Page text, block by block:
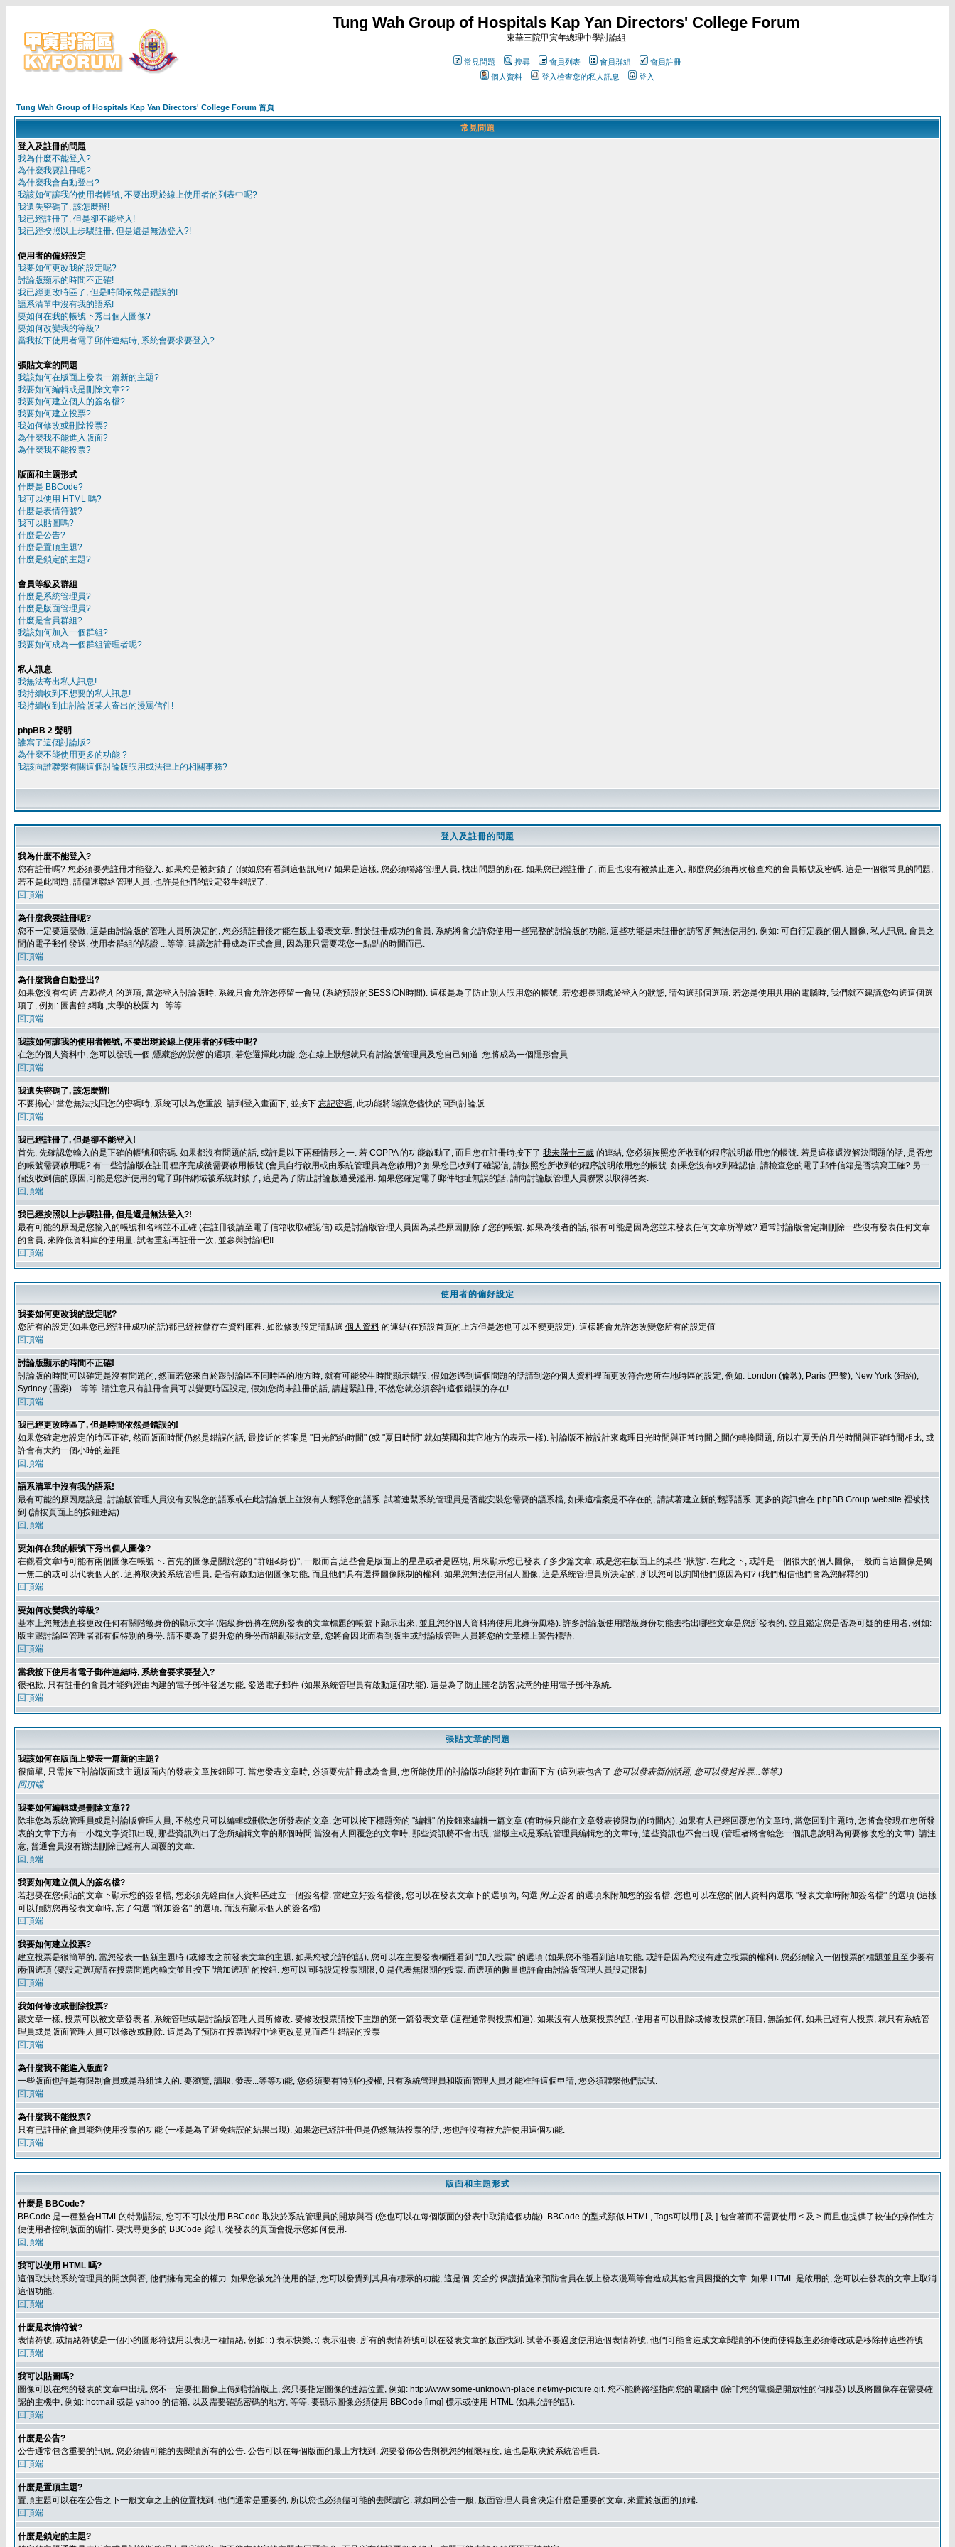
Tung Wah Group of Hospitals Kap Yan Directors' College Forum
東華三院甲寅年總理中學討論組
常見問題 搜尋 會員列表 會員群組
會員註冊
個人資料
登入檢查您的私人訊息 登入
Tung Wah Group of Hospitals Kap Yan Directors' College Forum 首頁
常見問題
登入及註冊的問題
我為什麼不能登入?
為什麼我要註冊呢?
為什麼我會自動登出?
我該如何讓我的使用者帳號, 不要出現於線上使用者的列表中呢?
我遺失密碼了, 該怎麼辦!
我已經註冊了, 但是卻不能登入!
我已經按照以上步驟註冊, 但是還是無法登入?!
使用者的偏好設定
我要如何更改我的設定呢?
討論版顯示的時間不正確!
我已經更改時區了, 但是時間依然是錯誤的!
語系清單中沒有我的語系!
要如何在我的帳號下秀出個人圖像?
要如何改變我的等級?
當我按下使用者電子郵件連結時, 系統會要求要登入?
張貼文章的問題
我該如何在版面上發表一篇新的主題?
我要如何編輯或是刪除文章??
我要如何建立個人的簽名檔?
我要如何建立投票?
我如何修改或刪除投票?
為什麼我不能進入版面?
為什麼我不能投票?
版面和主題形式
什麼是 BBCode?
我可以使用 HTML 嗎?
什麼是表情符號?
我可以貼圖嗎?
什麼是公告?
什麼是置頂主題?
什麼是鎖定的主題?
會員等級及群組
什麼是系統管理員?
什麼是版面管理員?
什麼是會員群組?
我該如何加入一個群組?
我要如何成為一個群組管理者呢?
私人訊息
我無法寄出私人訊息!
我持續收到不想要的私人訊息!
我持續收到由討論版某人寄出的漫罵信件!
phpBB 2 聲明
誰寫了這個討論版?
為什麼不能使用更多的功能 ?
我該向誰聯繫有關這個討論版誤用或法律上的相關事務?
登入及註冊的問題
我為什麼不能登入?
您有註冊嗎? 您必須要先註冊才能登入. 如果您是被封鎖了 (假如您有看到這個訊息)? 如果是這樣, 您必須聯絡管理人員, 找出問題的所在. 如果您已經註冊了, 而且也沒有被禁止進入, 那麼您必須再次檢查您的會員帳號及密碼. 這是一個很常見的問題,
若不是此問題, 請儘速聯絡管理人員, 也許是他們的設定發生錯誤了.
回頂端
為什麼我要註冊呢?
您不一定要這麼做, 這是由討論版的管理人員所決定的, 您必須註冊後才能在版上發表文章. 對於註冊成功的會員, 系統將會允許您使用一些完整的討論版的功能, 這些功能是未註冊的訪客所無法使用的, 例如: 可自行定義的個人圖像, 私人訊息, 會員之
間的電子郵件發送, 使用者群組的認證 ...等等. 建議您註冊成為正式會員, 因為那只需要花您一點點的時間而已.
回頂端
為什麼我會自動登出?
如果您沒有勾選 自動登入 的選項, 當您登入討論版時, 系統只會允許您停留一會兒 (系統預設的SESSION時間). 這樣是為了防止別人誤用您的帳號. 若您想長期處於登入的狀態, 請勾選那個選項. 若您是使用共用的電腦時, 我們就不建議您勾選這個選
項了, 例如: 圖書館,網咖,大學的校園內...等等.
回頂端
我該如何讓我的使用者帳號, 不要出現於線上使用者的列表中呢?
在您的個人資料中, 您可以發現一個 隱藏您的狀態的選項, 若您選擇此功能, 您在線上狀態就只有討論版管理員及您自己知道. 您將成為一個隱形會員
回頂端
我遺失密碼了, 該怎麼辦!
不要擔心! 當您無法找回您的密碼時, 系統可以為您重設. 請到登入畫面下, 並按下 忘記密碼, 此功能將能讓您儘快的回到討論版
回頂端
我已經註冊了, 但是卻不能登入!
首先, 先確認您輸入的是正確的帳號和密碼. 如果都沒有問題的話, 或許是以下兩種情形之一. 若 COPPA 的功能啟動了, 而且您在註冊時按下了 我未滿十三歲 的連結, 您必須按照您所收到的程序說明啟用您的帳號. 若是這樣還沒解決問題的話, 是否您
的帳號需要啟用呢? 有一些討論版在註冊程序完成後需要啟用帳號 (會員自行啟用或由系統管理員為您啟用)? 如果您已收到了確認信, 請按照您所收到的程序說明啟用您的帳號. 如果您沒有收到確認信, 請檢查您的電子郵件信箱是否填寫正確? 另一
個沒收到信的原因,可能是您所使用的電子郵件網域被系統封鎖了, 這是為了防止討論版遭受濫用. 如果您確定電子郵件地址無誤的話, 請向討論版管理人員聯繫以取得答案.
回頂端
我已經按照以上步驟註冊, 但是還是無法登入?!
最有可能的原因是您輸入的帳號和名稱並不正確 (在註冊後請至電子信箱收取確認信) 或是討論版管理人員因為某些原因刪除了您的帳號. 如果為後者的話, 很有可能是因為您並未發表任何文章所導致? 通常討論版會定期刪除一些沒有發表任何文章
的會員, 來降低資料庫的使用量. 試著重新再註冊一次, 並參與討論吧!!
回頂端
使用者的偏好設定
我要如何更改我的設定呢?
您所有的設定(如果您已經註冊成功的話)都已經被儲存在資料庫裡. 如欲修改設定請點選 個人資料 的連結(在預設首頁的上方但是您也可以不變更設定). 這樣將會允許您改變您所有的設定值
回頂端
討論版顯示的時間不正確!
討論版的時間可以確定是沒有問題的, 然而若您來自於跟討論區不同時區的地方時, 就有可能發生時間顯示錯誤. 假如您遇到這個問題的話請到您的個人資料裡面更改符合您所在地時區的設定, 例如: London (倫敦), Paris (巴黎), New York (紐約),
Sydney (雪梨)... 等等. 請注意只有註冊會員可以變更時區設定, 假如您尚未註冊的話, 請趕緊註冊, 不然您就必須容許這個錯誤的存在!
回頂端
我已經更改時區了, 但是時間依然是錯誤的!
如果您確定您設定的時區正確, 然而版面時間仍然是錯誤的話, 最接近的答案是 "日光節約時間" (或 "夏日時間" 就如英國和其它地方的表示一樣). 討論版不被設計來處理日光時間與正常時間之間的轉換問題, 所以在夏天的月份時間與正確時間相比, 或
許會有大約一個小時的差距.
回頂端
語系清單中沒有我的語系!
最有可能的原因應該是, 討論版管理人員沒有安裝您的語系或在此討論版上並沒有人翻譯您的語系. 試著連繫系統管理員是否能安裝您需要的語系檔, 如果這檔案是不存在的, 請試著建立新的翻譯語系. 更多的資訊會在 phpBB Group website 裡被找
到 (請按頁面上的按鈕連結)
回頂端
要如何在我的帳號下秀出個人圖像?
在觀看文章時可能有兩個圖像在帳號下. 首先的圖像是關於您的 "群組&身份", 一般而言,這些會是版面上的星星或者是區塊, 用來顯示您已發表了多少篇文章, 或是您在版面上的某些 "狀態". 在此之下, 或許是一個很大的個人圖像, 一般而言這圖像是獨
一無二的或可以代表個人的. 這將取決於系統管理員, 是否有啟動這個圖像功能, 而且他們具有選擇圖像限制的權利. 如果您無法使用個人圖像, 這是系統管理員所決定的, 所以您可以詢間他們原因為何? (我們相信他們會為您解釋的!)
回頂端
要如何改變我的等級?
基本上您無法直接更改任何有關階級身份的顯示文字 (階級身份將在您所發表的文章標題的帳號下顯示出來, 並且您的個人資料將使用此身份風格). 許多討論版使用階級身份功能去指出哪些文章是您所發表的, 並且鑑定您是否為可疑的使用者, 例如:
版主跟討論區管理者都有個特別的身份. 請不要為了提升您的身份而胡亂張貼文章, 您將會因此而看到版主或討論版管理人員將您的文章標上警告標語.
回頂端
當我按下使用者電子郵件連結時, 系統會要求要登入?
很抱歉, 只有註冊的會員才能夠經由內建的電子郵件發送功能, 發送電子郵件 (如果系統管理員有啟動這個功能). 這是為了防止匿名訪客惡意的使用電子郵件系統.
回頂端
張貼文章的問題
我該如何在版面上發表一篇新的主題?
很簡單, 只需按下討論版面或主題版面內的發表文章按鈕即可. 當您發表文章時, 必須要先註冊成為會員, 您所能使用的討論版功能將列在畫面下方 (這列表包含了 您可以發表新的話題, 您可以發起投票...等等.)
回頂端
我要如何編輯或是刪除文章??
除非您為系統管理員或是討論版管理人員, 不然您只可以編輯或刪除您所發表的文章. 您可以按下標題旁的 "編輯" 的按鈕來編輯一篇文章 (有時候只能在文章發表後限制的時間內). 如果有人已經回覆您的文章時, 當您回到主題時, 您將會發現在您所發
表的文章下方有一小塊文字資訊出現, 那些資訊列出了您所編輯文章的那個時間.當沒有人回覆您的文章時, 那些資訊將不會出現, 當版主或是系統管理員編輯您的文章時, 這些資訊也不會出現 (管理者將會給您一個訊息說明為何要修改您的文章). 請注
意, 普通會員沒有辦法刪除已經有人回覆的文章.
回頂端
我要如何建立個人的簽名檔?
若想要在您張貼的文章下顯示您的簽名檔, 您必須先經由個人資料區建立一個簽名檔. 當建立好簽名檔後, 您可以在發表文章下的選項內, 勾選 附上簽名 的選項來附加您的簽名檔. 您也可以在您的個人資料內選取 "發表文章時附加簽名檔" 的選項 (這樣
可以預防您再發表文章時, 忘了勾選 "附加簽名" 的選項, 而沒有顯示個人的簽名檔)
回頂端
我要如何建立投票?
建立投票是很簡單的, 當您發表一個新主題時 (或修改之前發表文章的主題, 如果您被允許的話), 您可以在主要發表欄裡看到 "加入投票" 的選項 (如果您不能看到這項功能, 或許是因為您沒有建立投票的權利). 您必須輸入一個投票的標題並且至少要有
兩個選項 (要設定選項請在投票問題內輸文並且按下 '增加選項' 的按鈕. 您可以同時設定投票期限, 0 是代表無限期的投票. 而選項的數量也許會由討論版管理人員設定限制
回頂端
我如何修改或刪除投票?
跟文章一樣, 投票可以被文章發表者, 系統管理或是討論版管理人員所修改. 要修改投票請按下主題的第一篇發表文章 (這裡通常與投票相連). 如果沒有人放棄投票的話, 使用者可以刪除或修改投票的項目, 無論如何, 如果已經有人投票, 就只有系統管
理員或是版面管理人員可以修改或刪除. 這是為了預防在投票過程中途更改意見而產生錯誤的投票
回頂端
為什麼我不能進入版面?
一些版面也許是有限制會員或是群組進入的. 要瀏覽, 讀取, 發表...等等功能, 您必須要有特別的授權, 只有系統管理員和版面管理人員才能准許這個申請, 您必須聯繫他們試試.
回頂端
為什麼我不能投票?
只有已註冊的會員能夠使用投票的功能 (一樣是為了避免錯誤的結果出現). 如果您已經註冊但是仍然無法投票的話, 您也許沒有被允許使用這個功能.
回頂端
版面和主題形式
什麼是 BBCode?
BBCode 是一種整合HTML的特別語法, 您可不可以使用 BBCode 取決於系統管理員的開放與否 (您也可以在每個版面的發表中取消這個功能). BBCode 的型式類似 HTML, Tags可以用 [ 及 ] 包含著而不需要使用 < 及 > 而且也提供了較佳的操作性方
便使用者控制版面的編排. 要找尋更多的 BBCode 資訊, 從發表的頁面會提示您如何使用.
回頂端
我可以使用 HTML 嗎?
這個取決於系統管理員的開放與否, 他們擁有完全的權力. 如果您被允許使用的話, 您可以發覺到其具有標示的功能, 這是個 安全的保護措施來預防會員在版上發表漫罵等會造成其他會員困擾的文章. 如果 HTML 是啟用的, 您可以在發表的文章上取消
這個功能.
回頂端
什麼是表情符號?
表情符號, 或情緒符號是一個小的圖形符號用以表現一種情緒, 例如: :) 表示快樂, :( 表示沮喪. 所有的表情符號可以在發表文章的版面找到. 試著不要過度使用這個表情符號, 他們可能會造成文章閱讀的不便而使得版主必須修改或是移除掉這些符號
回頂端
我可以貼圖嗎?
圖像可以在您的發表的文章中出現, 您不一定要把圖像上傳到討論版上, 您只要指定圖像的連結位置, 例如: http://www.some-unknown-place.net/my-picture.gif. 您不能將路徑指向您的電腦中 (除非您的電腦是開放性的伺服器) 以及將圖像存在需要確
認的主機中, 例如: hotmail 或是 yahoo 的信箱, 以及需要確認密碼的地方, 等等. 要顯示圖像必須使用 BBCode [img] 標示或使用 HTML (如果允許的話).
回頂端
什麼是公告?
公告通常包含重要的訊息, 您必須儘可能的去閱讀所有的公告. 公告可以在每個版面的最上方找到. 您要發佈公告則視您的權限程度, 這也是取決於系統管理員.
回頂端
什麼是置頂主題?
置頂主題可以在在公告之下一般文章之上的位置找到. 他們通常是重要的, 所以您也必須儘可能的去閱讀它. 就如同公告一般, 版面管理人員會決定什麼是重要的文章, 來置於版面的頂端.
回頂端
什麼是鎖定的主題?